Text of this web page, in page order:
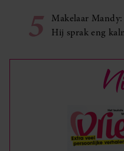
5
Makelaar
Hij sprak eng